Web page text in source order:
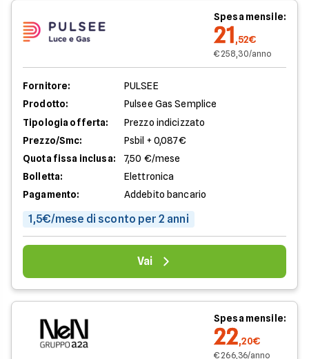
Spesa mensile:
21,52€
€ 258,30/anno
Fornitore:
PULSEE
Prodotto:
Pulsee Gas Semplice
Tipologia offerta:
Prezzo indicizzato
Prezzo/Smc:
Psbil + 0,087€
Quota fissa inclusa:
7,50 €/mese
Bolletta:
Elettronica
Pagamento:
Addebito bancario
1,5€/mese di sconto per 2 anni
Vai
Spesa mensile:
22,20€
€ 266,36/anno